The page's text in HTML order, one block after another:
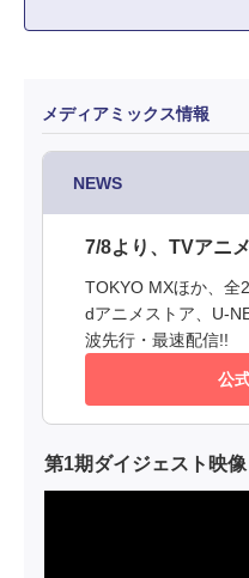
メディアミックス情報
NEWS
7/8より、TVアニ
TOKYO MXほか、全
dアニメストア、U-
波先行・最速配信!!
公
第1期ダイジェスト映像